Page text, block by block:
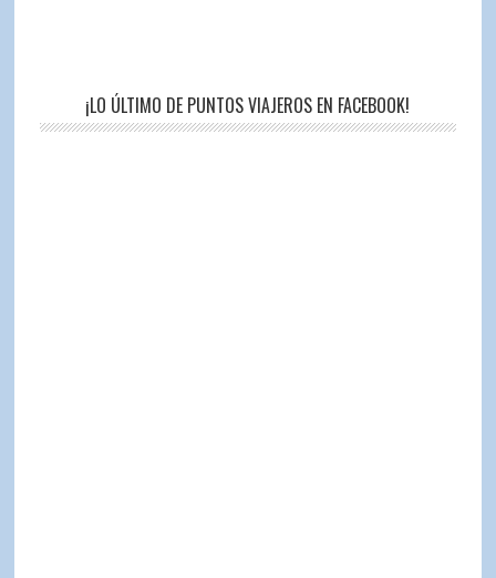
¡LO ÚLTIMO DE PUNTOS VIAJEROS EN FACEBOOK!